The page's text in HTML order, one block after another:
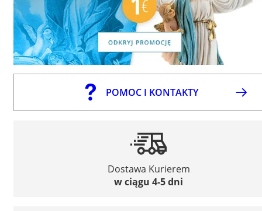
POMOC I KONTAKTY
Dostawa Kurierem
w ciągu 4-5 dni